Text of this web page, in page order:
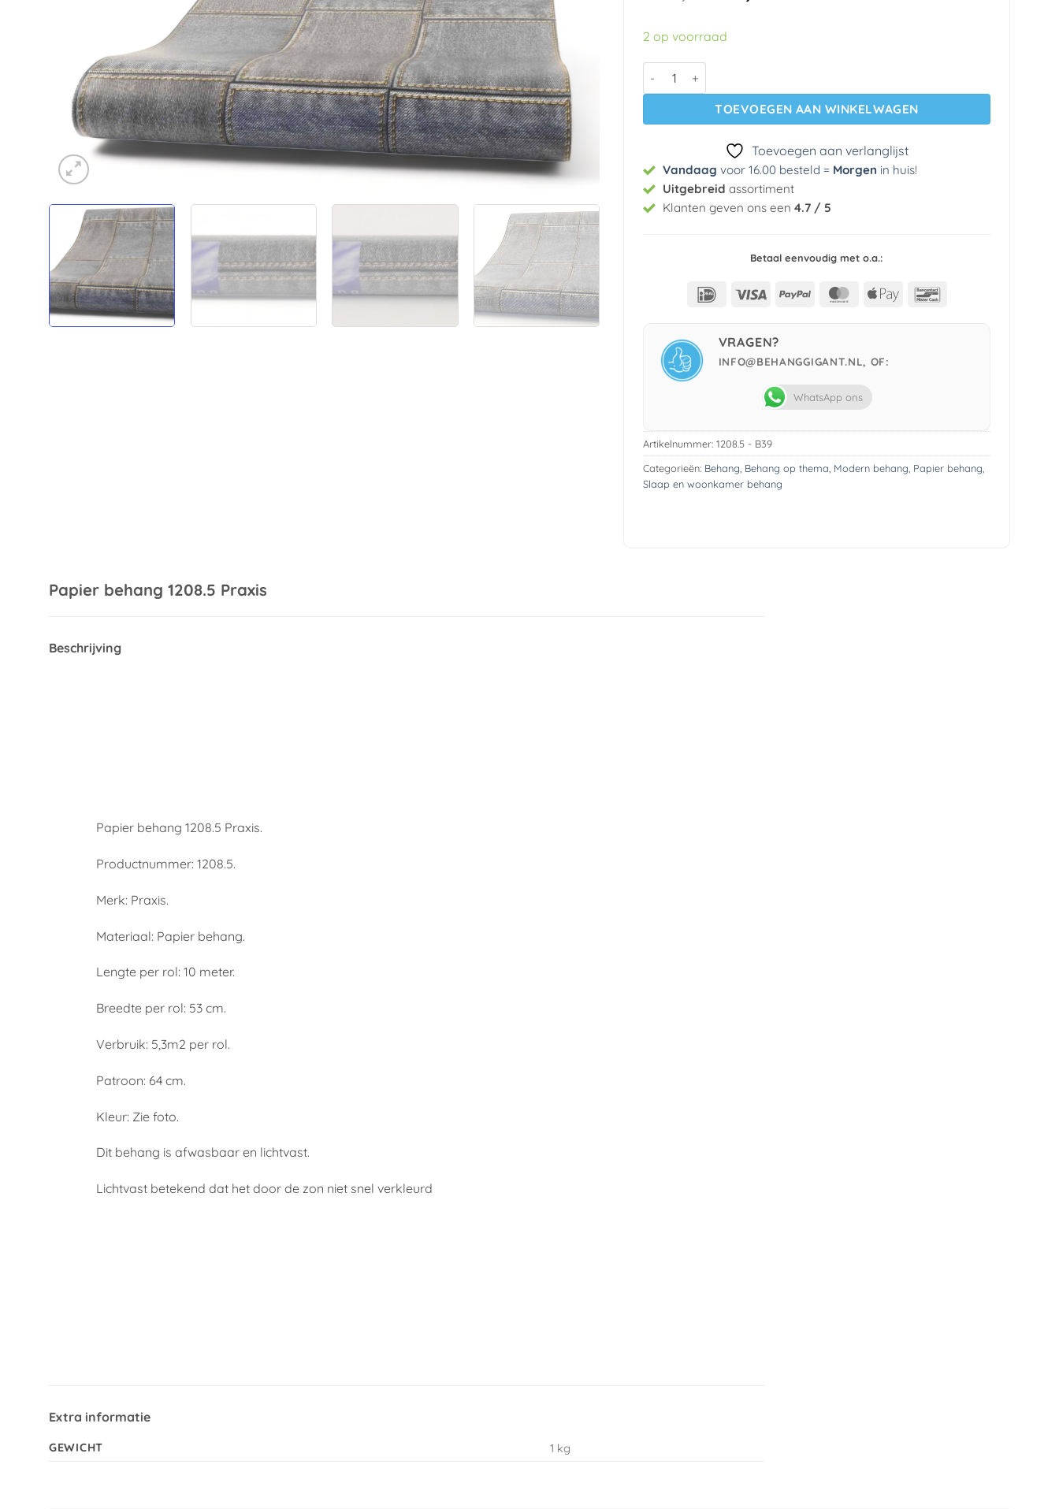
prijs
was:
€ 29,95.
2 op voorraad
Papier behang 1208.5 Praxis aantal
TOEVOEGEN AAN WINKELWAGEN
Toevoegen aan verlanglijst
Vandaag voor 16.00 besteld = Morgen in huis!
Uitgebreid assortiment
Klanten geven ons een 4.7 / 5
Betaal eenvoudig met o.a.:
IDeal Visa PayPal MasterCard
Apple
VRAGEN?
INFO@BEHANGGIGANT.NL, OF:
WhatsApp ons
Artikelnummer: 1208.5 - B39
Categorieën: Behang Behang op thema Modern behang Papier behang
Slaap en woonkamer behang
Papier behang 1208.5 Praxis
Beschrijving
Papier behang 1208.5 Praxis.
Productnummer: 1208.5.
Merk: Praxis.
Materiaal: Papier behang.
Lengte per rol: 10 meter.
Breedte per rol: 53 cm.
Verbruik: 5,3m2 per rol.
Patroon: 64 cm.
Kleur: Zie foto.
Dit behang is afwasbaar en lichtvast.
Lichtvast betekend dat het door de zon niet snel verkleurd
Extra informatie
GEWICHT 1 kg